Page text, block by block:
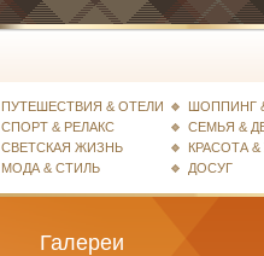
ПУТЕШЕСТВИЯ & ОТЕЛИ
СПОРТ & РЕЛАКС
СВЕТСКАЯ ЖИЗНЬ
МОДА & СТИЛЬ
ШОППИНГ
СЕМЬЯ &
КРАСОТА
ДОСУГ
Галереи